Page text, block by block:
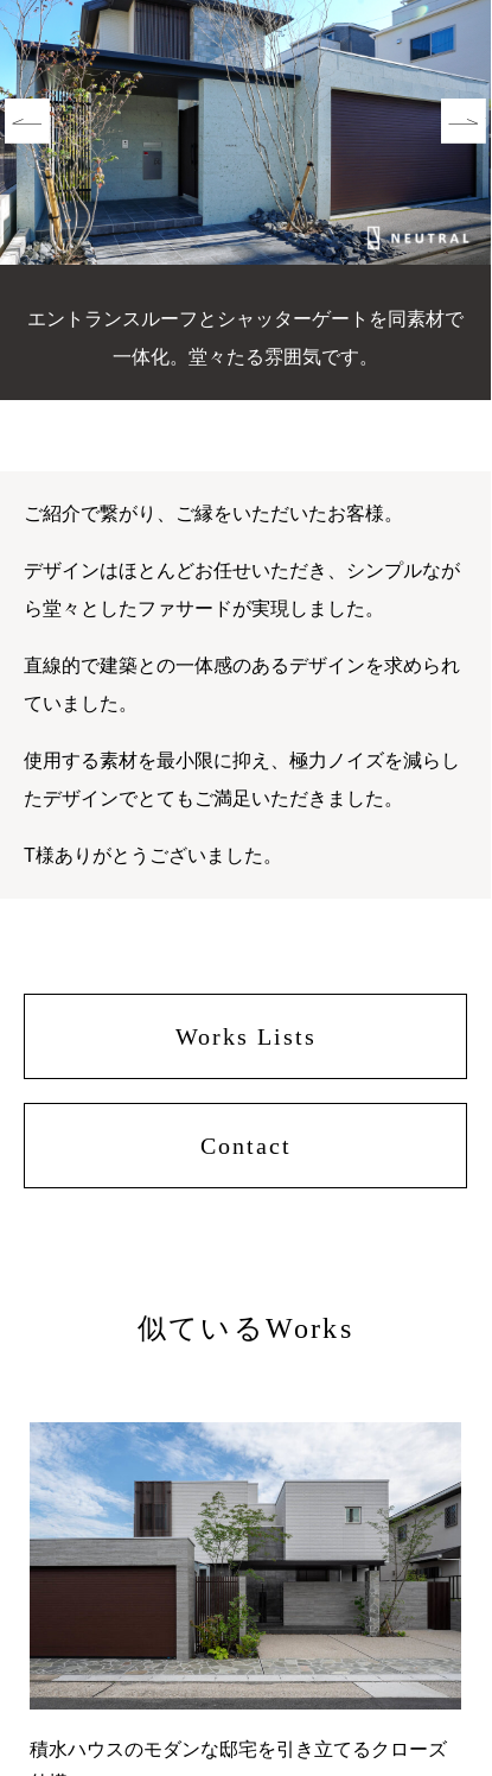
Prev
ご紹介で繋がり、ご縁をいただいたお客様。
デザインはほとんどお任せいただき、シンプルなが
ら堂々としたファサードが実現しました。
直線的で建築との一体感のあるデザインを求められ
ていました。
使用する素材を最小限に抑え、極力ノイズを減らし
たデザインでとてもご満足いただきました。
T様ありがとうございました。
Works Lists
Contact
似ているWorks
積水ハウスのモダンな邸宅を引き立てるクローズ